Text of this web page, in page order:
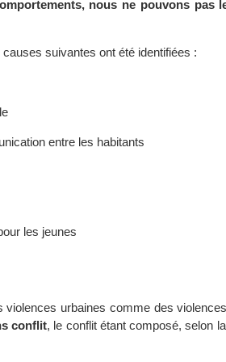
nous ne pouvons pas
suivantes ont été identifiées :
entre les habitants
les jeunes
urbaines comme des
conflit, le conflit étant composé, selon